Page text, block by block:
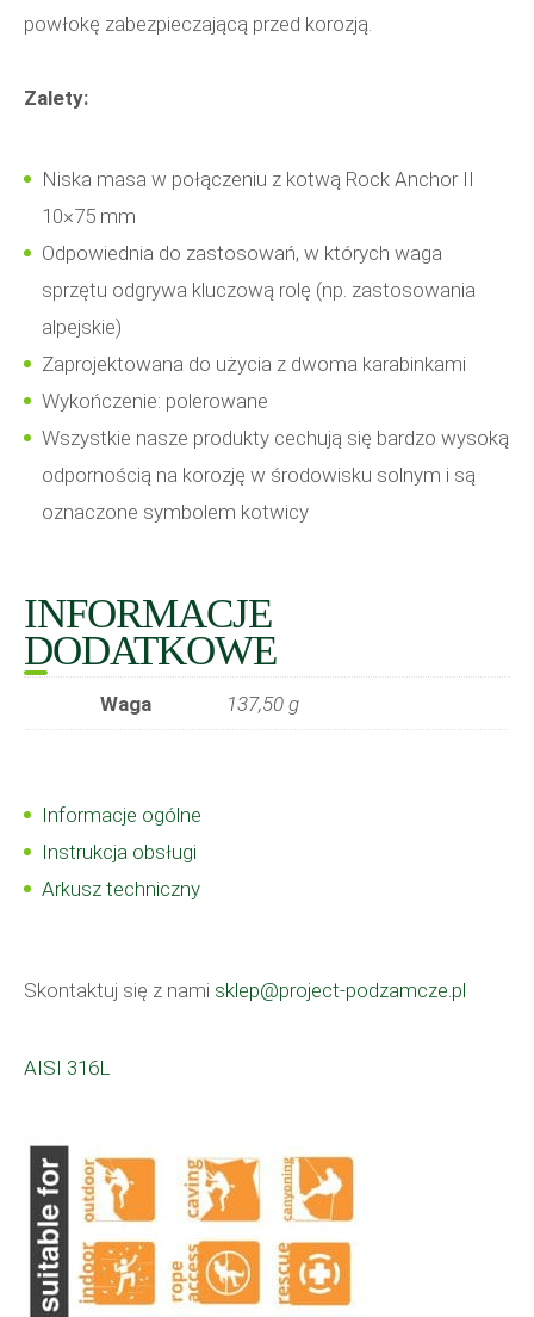
powłokę zabezpieczającą przed korozją.
Zalety:
Niska masa w połączeniu z kotwą Rock Anchor II
10×75 mm
Odpowiednia do zastosowań, w których waga
sprzętu odgrywa kluczową rolę (np. zastosowania
alpejskie)
Zaprojektowana do użycia z dwoma karabinkami
Wykończenie: polerowane
Wszystkie nasze produkty cechują się bardzo wysoką
odpornością na korozję w środowisku solnym i są
oznaczone symbolem kotwicy
INFORMACJE
DODATKOWE
Waga 137,50 g
Informacje ogólne
Instrukcja obsługi
Arkusz techniczny
Skontaktuj się z nami sklep@project-podzamcze.pl
AISI 316L